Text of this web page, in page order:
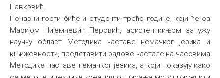
Павковић.
Почасни гости биће и студенти треће године, који ће са
Маријом Нијемчевић Перовић, асистенткињом за ужу
научну област Методика наставе немачког језика и
књижевности, представити радове настале на часовима
Методике наставе немачког језика, а који показују како